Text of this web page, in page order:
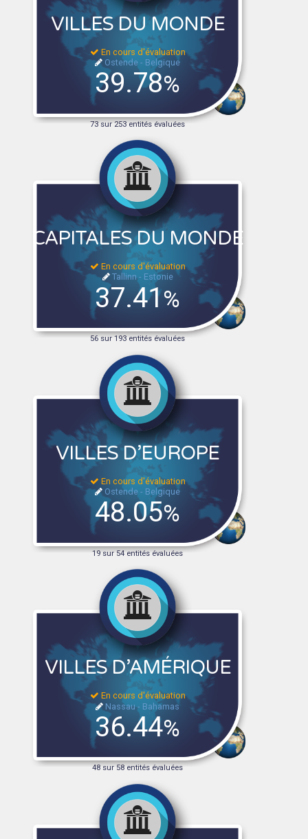
VILLES DU MONDE
En cours d'évaluation
Ostende - Belgique
39.78%
73 sur 253 entités évaluées
CAPITALES DU MONDE
En cours d'évaluation
Tallinn - Estonie
37.41%
56 sur 193 entités évaluées
VILLES D’EUROPE
En cours d'évaluation
Ostende - Belgique
48.05%
19 sur 54 entités évaluées
VILLES D’AMÉRIQUE
En cours d'évaluation
Nassau - Bahamas
36.44%
48 sur 58 entités évaluées